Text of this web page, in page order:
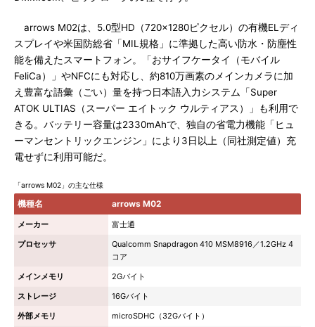
arrows M02は、5.0型HD（720×1280ピクセル）の有機ELディ
スプレイや米国防総省「MIL規格」に準拠した高い防水・防塵性
能を備えたスマートフォン。「おサイフケータイ（モバイル
FeliCa）」やNFCにも対応し、約810万画素のメインカメラに加
え豊富な語彙（ごい）量を持つ日本語入力システム「Super
ATOK ULTIAS（スーパー エイトック ウルティアス）」も利用で
きる。バッテリー容量は2330mAhで、独自の省電力機能「ヒュ
ーマンセントリックエンジン」により3日以上（同社測定値）充
電せずに利用可能だ。
「arrows M02」の主な仕様
機種名 arrows M02
メーカー
富士通
プロセッサ
Qualcomm Snapdragon 410 MSM8916／1.2GHz 4
コア
メインメモリ
2Gバイト
ストレージ
16Gバイト
外部メモリ
microSDHC（32Gバイト）